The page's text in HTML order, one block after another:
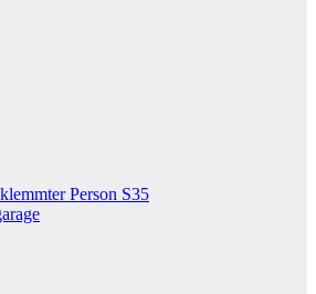
Person S35